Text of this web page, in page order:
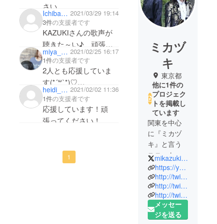
さい。
これからもずっと応援
してます
Ichibankagayaku 2021/03/29 19:14
3件の支援者です
KAZUKIさんの歌声が
聴きた～い♪ 頑張っ
てね～！
miya_kasahara 2021/02/25 16:17
1件の支援者です
2人とも応援していま
す(*´꒳`*)♡
頑張ってください！ｳ
ﾏｰ(・Д・)
heidi_nakamura 2021/02/02 11:36
1件の支援者です
応援しています！頑
張ってください！
1
ミカヅ
キ
東京都
他に1件の
プロジェク
トを掲載し
ています
関東を中心
に『ミカヅ
キ』と言う
ユニットバ
ンドで活動
中です。
様々な活動
のための資
金を募集さ
せていただ
mikazuki_unit
https://youtube.com/channel/UCrNp1edNMLOrgOUxYKiNFRQ
http://twitter.com/mikazuki_unit
http://twitter.com/kazki_mikazuki
http://twitter.com/mizki_mikazuki
メッセー
ジを送る